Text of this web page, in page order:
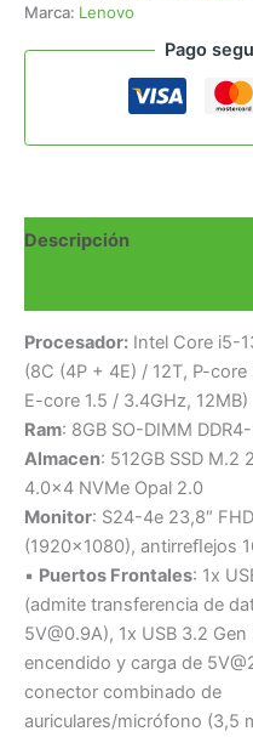
Marca: Lenovo
Pago
Descripción
Procesador: Intel Core i5-
(8C (4P + 4E) / 12T, P-core
E-core 1.5 / 3.4GHz, 12MB)
Ram: 8GB SO-DIMM
Almacen: 512GB SSD M.2
4.0×4 NVMe Opal 2.0
Monitor: S24-4e 23,8″ FHD
(1920×1080), antirreﬂejos
▪ Puertos Frontales: 1x
(admite transferencia de
5V@0.9A), 1x USB 3.2
encendido y carga de
conector combinado de
auriculares/micrófono (3,5